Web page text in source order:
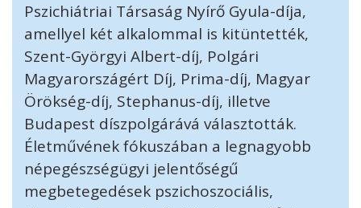
Pszichiátriai Társaság Nyírő Gyula-díja,
amellyel két alkalommal is kitüntették,
Szent-Györgyi Albert-díj, Polgári
Magyarországért Díj, Prima-díj, Magyar
Örökség-díj, Stephanus-díj, illetve
Budapest díszpolgárává választották.
Életművének fókuszában a legnagyobb
népegészségügyi jelentőségű
megbetegedések pszichoszociális,